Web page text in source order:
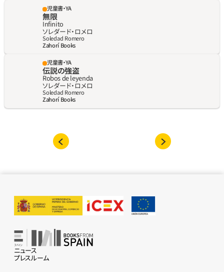
児童書・YA
無限
Infinito
ソレダード・ロメロ
Soledad Romero
Zahorí Books
児童書・YA
伝説の強盗
Robos de leyenda
ソレダード・ロメロ
Soledad Romero
Zahorí Books
ニュース
プレスルーム